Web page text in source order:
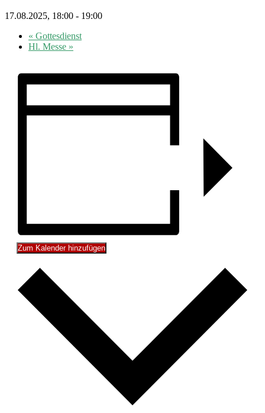
17.08.2025, 18:00 - 19:00
« Gottesdienst
Hl. Messe »
Zum Kalender hinzufügen